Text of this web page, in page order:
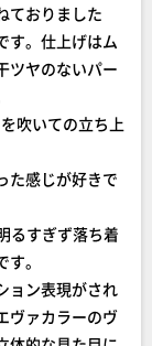
ておりました
す。仕上げはム
ツヤのないパー
吹いての立ち上
た感じが好きで
るすぎず落ち着
。
ョン表現がされ
ヴァカラーのヴ